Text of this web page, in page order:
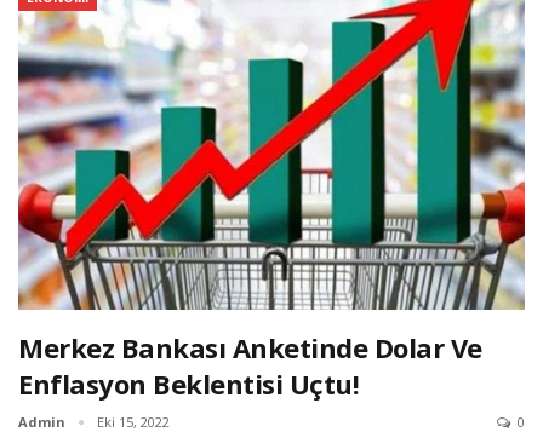
Merkez Bankası Anketinde Dolar Ve
Enflasyon Beklentisi Uçtu!
Admin Eki 15, 2022 0